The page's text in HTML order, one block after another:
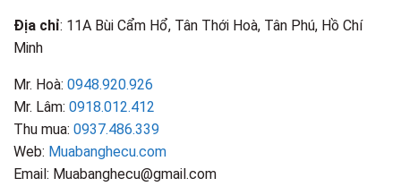
Địa chỉ: 11A Bùi Cẩm Hổ, Tân Thới Hoà, Tân Phú, Hồ Chí
Minh
Mr. Hoà: 0948.920.926
Mr. Lâm: 0918.012.412
Thu mua: 0937.486.339
Web: Muabanghecu.com
Email: Muabanghecu@gmail.com